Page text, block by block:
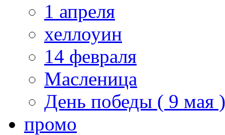
1 апреля
хеллоуин
14 февраля
Масленица
День победы ( 9 мая )
промо